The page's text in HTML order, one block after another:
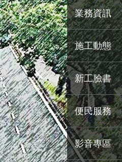
業務資訊
施工動態
新工臉書
便民服務
影音專區